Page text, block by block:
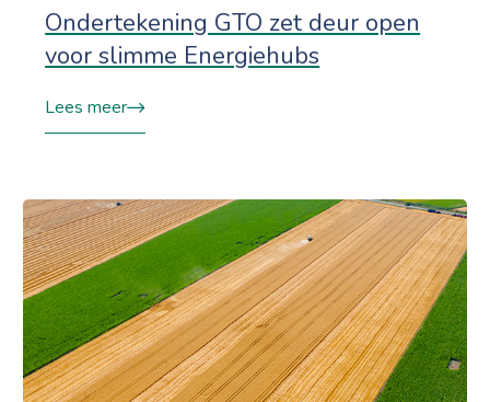
Ondertekening GTO zet deur open
voor slimme Energiehubs
Lees meer